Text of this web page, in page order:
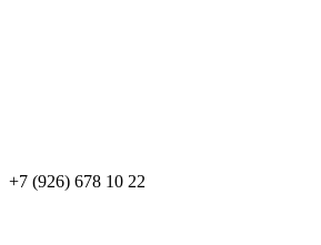
+7 (926) 678 10 22